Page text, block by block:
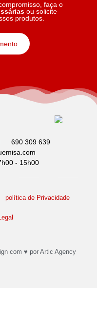
faça o
ou solicite
produtos.
690 309 639
- 15h00
política de Privacidade
com ♥️ por Artic Agency